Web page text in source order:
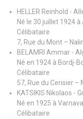
HELLER Reinhold -
Né le 30 juillet 1924
Célibataire
7, Rue du Mont –
BELAMRI Ammar -
Né en 1924 à Bordj-
Célibataire
57, Rue du Cerisier
KATSIKIS Nikolaos -
Né en 1925 à Varnava
Célibataire